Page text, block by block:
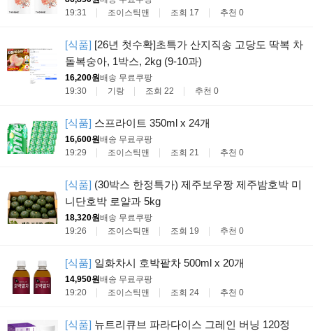
19:31
조이스틱맨 조회 17 추천 0
[식품] [26년 첫수확]초특가 산지직송 고당도 딱복 차
돌복숭아, 1박스, 2kg (9-10과)
16,200원배송 무료쿠팡
19:30
기랑 조회 22 추천 0
[식품] 스프라이트 350ml x 24개
16,600원배송 무료쿠팡
19:29
조이스틱맨 조회 21 추천 0
[식품] (30박스 한정특가) 제주보우짱 제주밤호박 미
니단호박 로얄과 5kg
18,320원배송 무료쿠팡
19:26
조이스틱맨 조회 19 추천 0
[식품] 일화차시 호박팥차 500ml x 20개
14,950원배송 무료쿠팡
19:20
조이스틱맨 조회 24 추천 0
[식품] 뉴트리큐브 파라다이스 그레인 버닝 120정